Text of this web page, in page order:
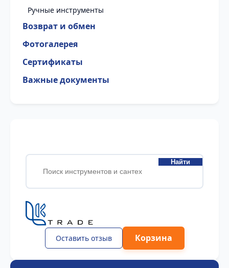
Ручные инструменты
Возврат и обмен
Фотогалерея
Сертификаты
Важные документы
Найти
Оставить отзыв Корзина